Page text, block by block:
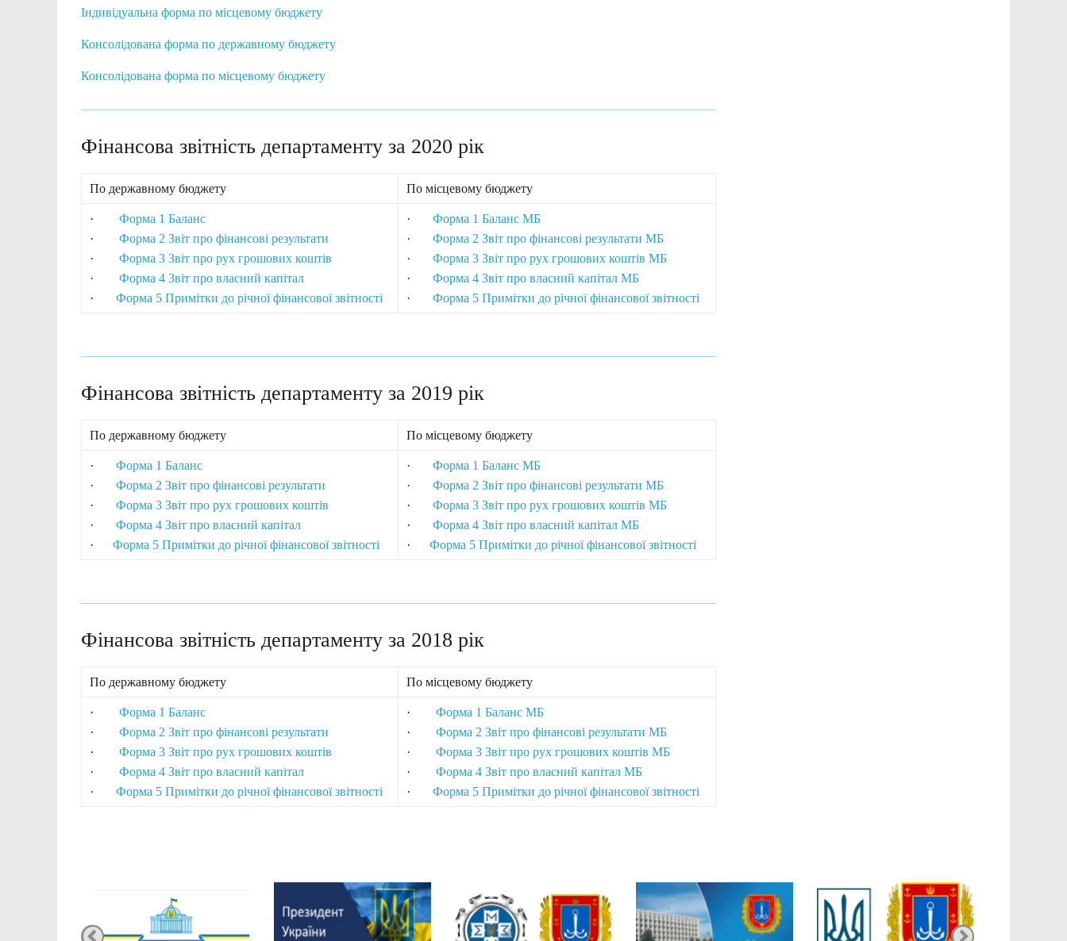
Індивідуальна форма по місцевому бюджету
Консолідована форма по державному бюджету
Консолідована форма по місцевому бюджету
Фінансова звітність департаменту за 2020 рік
По державному бюджету По місцевому бюджету
· Форма 1 Баланс
· Форма 2 Звіт про фінансові результати
· Форма 3 Звіт про рух грошових коштів
· Форма 4 Звіт про власний капітал
· Форма 5 Примітки до річної фінансової звітності
· Форма 1 Баланс МБ
· Форма 2 Звіт про фінансові результати МБ
· Форма 3 Звіт про рух грошових коштів МБ
· Форма 4 Звіт про власний капітал МБ
· Форма 5 Примітки до річної фінансової звітності
Фінансова звітність департаменту за 2019 рік
По державному бюджету По місцевому бюджету
· Форма 1 Баланс
· Форма 2 Звіт про фінансові результати
· Форма 3 Звіт про рух грошових коштів
· Форма 4 Звіт про власний капітал
· Форма 5 Примітки до річної фінансової звітності
· Форма 1 Баланс МБ
· Форма 2 Звіт про фінансові результати МБ
· Форма 3 Звіт про рух грошових коштів МБ
· Форма 4 Звіт про власний капітал МБ
· Форма 5 Примітки до річної фінансової звітності
Фінансова звітність департаменту за 2018 рік
По державному бюджету По місцевому бюджету
· Форма 1 Баланс
· Форма 2 Звіт про фінансові результати
· Форма 3 Звіт про рух грошових коштів
· Форма 4 Звіт про власний капітал
· Форма 5 Примітки до річної фінансової звітності
· Форма 1 Баланс МБ
· Форма 2 Звіт про фінансові результати МБ
· Форма 3 Звіт про рух грошових коштів МБ
· Форма 4 Звіт про власний капітал МБ
· Форма 5 Примітки до річної фінансової звітності